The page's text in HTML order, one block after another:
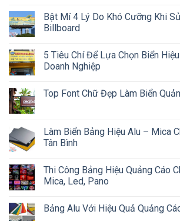
Bật Mí 4 Lý Do Khó Cưỡng Khi
Billboard
5 Tiêu Chí Để Lựa Chọn Biển
Doanh Nghiệp
Top Font Chữ Đẹp Làm Biển
Làm Biển Bảng Hiệu Alu – Mica
Tân Bình
Thi Công Bảng Hiệu Quảng Cáo
Mica, Led, Pano
Bảng Alu Với Hiệu Quả Quảng